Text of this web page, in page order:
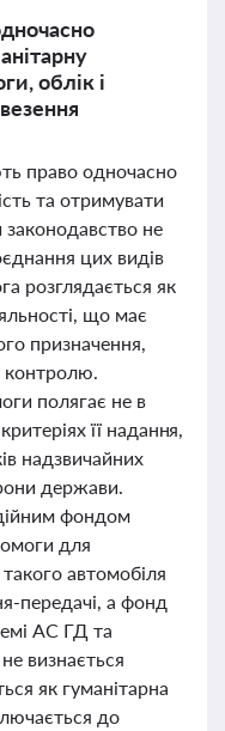
облік і
право одночасно
та отримувати
законодавство не
цих видів
розглядається як
що має
призначення,
контролю.
полягає не в
її надання,
надзвичайних
держави.
фондом
для
автомобіля
передачі, а фонд
АС ГД та
визнається
як гуманітарна
до